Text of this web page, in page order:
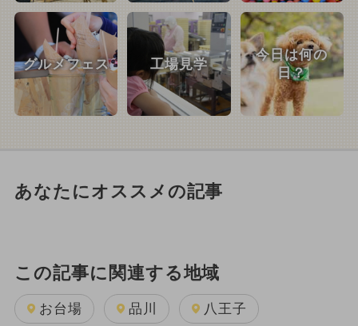
グルメフェス 工場見学
今日は何の
日？
あなたにオススメの記事
この記事に関連する地域
お台場 品川 八王子